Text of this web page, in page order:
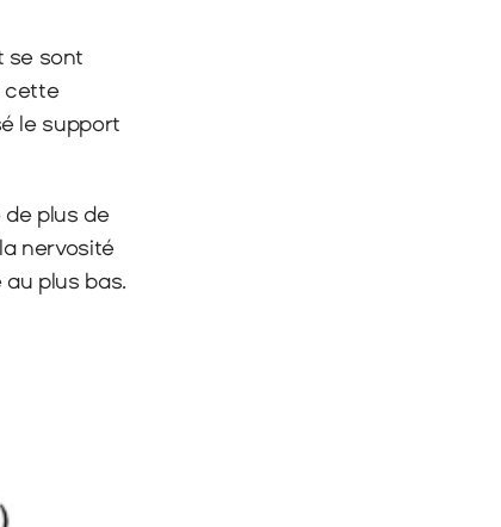
se sont
cette
le support
de plus de
nervosité
plus bas.